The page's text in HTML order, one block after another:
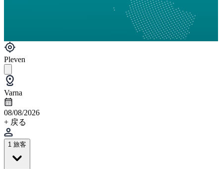
Pleven
Varna
08/08/2026
+ 戻る
1 旅客